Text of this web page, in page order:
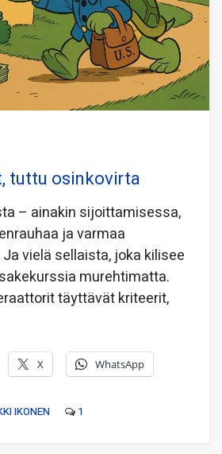
tuttu osinkovirta
– ainakin sijoittamisessa,
ja varmaa
vielä sellaista, joka kilisee
murehtimatta.
täyttävät kriteerit,
X WhatsApp
IKONEN 1